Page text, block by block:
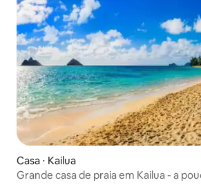
Casa ⋅ Kailua
Grande casa de praia em Kailua - a